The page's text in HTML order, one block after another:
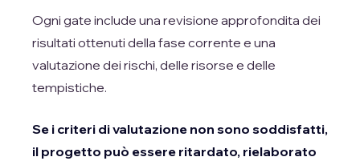
Ogni gate include una revisione approfondita dei
risultati ottenuti della fase corrente e una
valutazione dei rischi, delle risorse e delle
tempistiche.
Se i criteri di valutazione non sono soddisfatti,
il progetto può essere ritardato, rielaborato